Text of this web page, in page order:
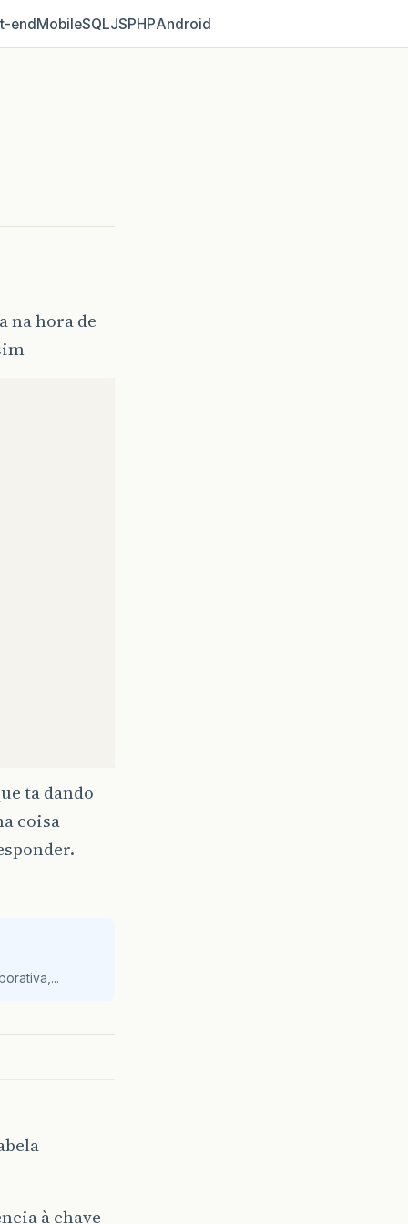
MobileSQLJSPHPAndroid
na hora de
ta dando
coisa
à chave